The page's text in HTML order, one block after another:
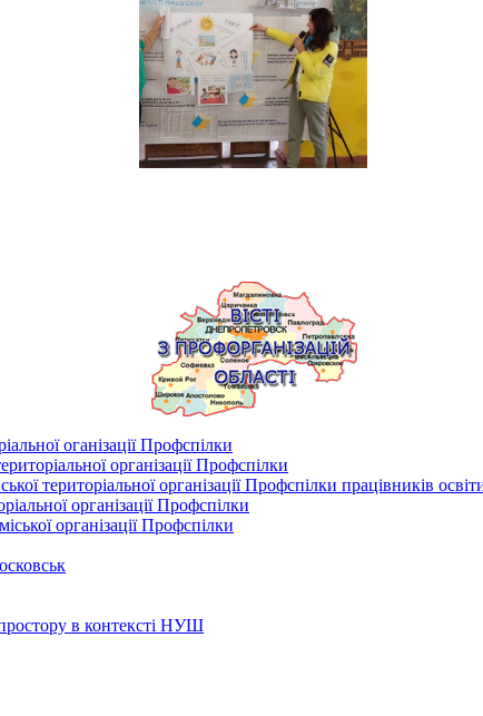
оганізації Профспілки
організації Профспілки
територіальної організації Профспілки працівників
організації Профспілки
організації Профспілки
в контексті НУШ